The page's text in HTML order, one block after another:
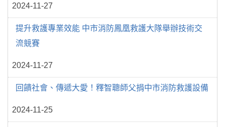
2024-11-27
提升救護專業效能 中市消防鳳凰救護大隊舉辦技術交
流競賽
2024-11-27
回饋社會、傳遞大愛！釋智聰師父捐中市消防救護設備
2024-11-25